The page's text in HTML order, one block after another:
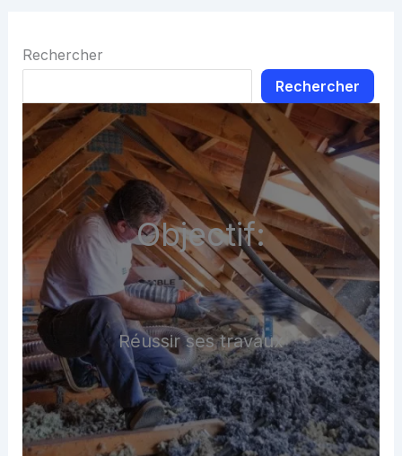
Rechercher
Rechercher
Objectif:
Réussir ses travaux